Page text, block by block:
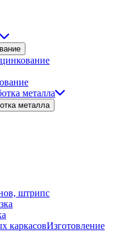
металла
металла
штрипс
Изготовление